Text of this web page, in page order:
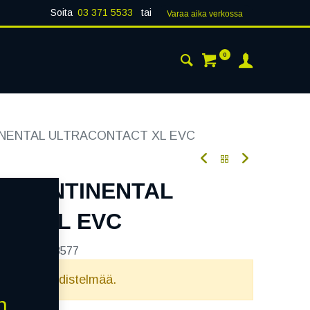
Soita 03 371 5533 tai Varaa aika verk​​​​ossa
0
ULTRACONTACT XL EVC
CONTINENTAL
XL EVC
243577
yhdistelmää.